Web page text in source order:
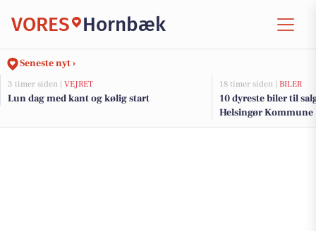
VORES Hornbæk
Seneste nyt ›
3 timer siden | VEJRET
Lun dag med kant og kølig start
18 timer siden | BILER
10 dyreste biler til
Helsingør Kommune